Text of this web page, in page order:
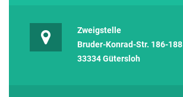
Zweigstelle
Bruder-Konrad-Str. 186-188
33334 Gütersloh